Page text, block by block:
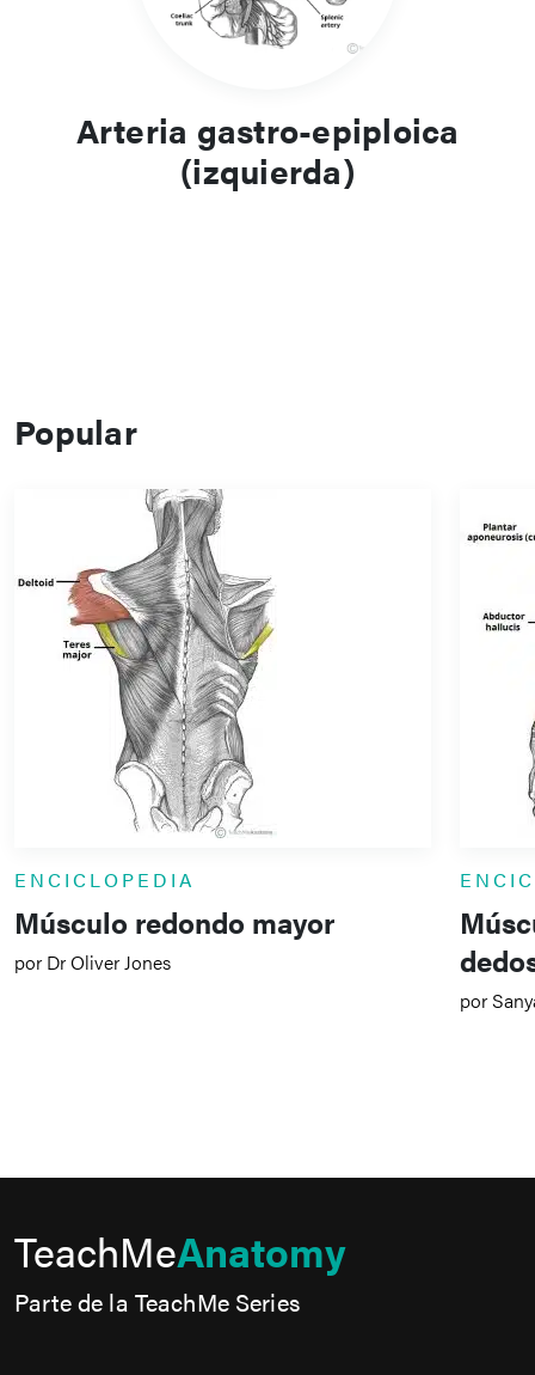
Arteria gastro-epiploica
(izquierda)
Popular
ENCICLOPEDIA
Músculo redondo mayor
por Dr Oliver Jones
por
TeachMeAnatomy
Parte de la TeachMe Series